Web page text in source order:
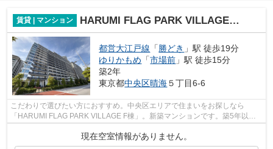
賃貸 | マンション HARUMI FLAG PARK VILLAGE F棟
都営大江戸線 「 勝どき 」駅 徒歩19分
ゆりかもめ 「市場前 」駅 徒歩15分
築2年
東京都中央区晴海５丁目6-6
こだわりで選びたい方におすすめ。中央区エリアで住まいをお探しなら
「HARUMI FLAG PARK VILLAGE F棟」。新築マンションです。築5年以内
現在空室情報がありません。